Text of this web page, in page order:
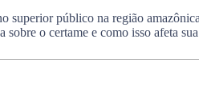
superior público na região
o certame e como isso afeta